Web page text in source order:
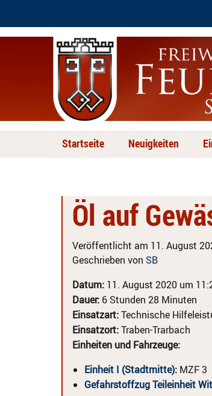
Startseite Neuigkeiten
Öl auf
Veröffentlicht am 11. August
Geschrieben von SB
Datum: 11. August 2020 um
Dauer: 6 Stunden 28 Minuten
Einsatzart:Technische
Einsatzort:Traben-Trarbach
Einheiten und Fahrzeuge:
Einheit I (Stadtmitte): MZF 3
Gefahrstoffzug Teileinheit